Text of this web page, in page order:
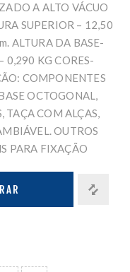
A ALTO VÁCUO
SUPERIOR – 12,50
ALTURA DA BASE-
0,290 KG CORES-
COMPONENTES
OCTOGONAL,
TAÇA COM ALÇAS,
OUTROS
PARA FIXAÇÃO